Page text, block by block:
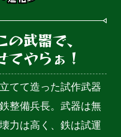
武器で、
やらぁ！
てて造った試作武器
整備兵長。武器は無
力は高く、鉄は試運